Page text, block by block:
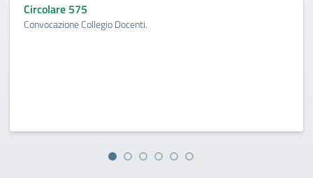
Circolare 575
Convocazione Collegio Docenti.